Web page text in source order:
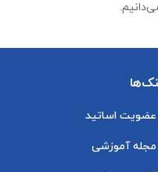
عضویت اساتید
مجله آموزشی